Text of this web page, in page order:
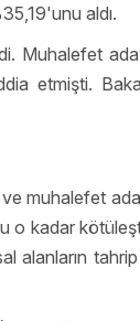
aldı.
Muhalefet
etmişti.
muhalefet
kadar
alanların